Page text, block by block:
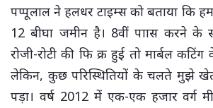
पप्पूलाल ने हलधर टाइम्स को बताया कि
12 बीघा जमीन है। 8वीं पाास करने के
रोजी-रोटी की फि क्र हुई तो मार्बल
लेकिन, कुछ परिस्थितियों के चलते मुझे
पड़ा। वर्ष 2012 में एक-एक हजार वर्ग